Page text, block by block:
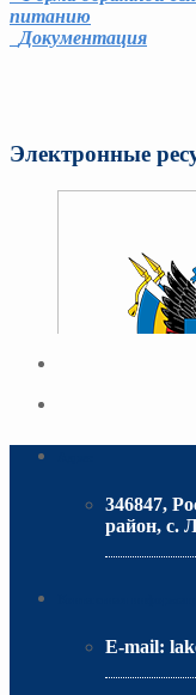
питанию
Документация
Электронные
346847,
район, с.
E-mail: